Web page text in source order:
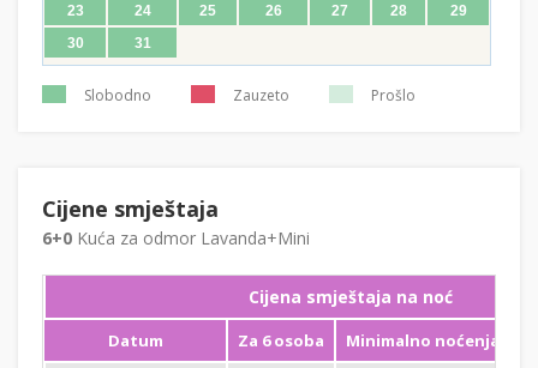
23
24 25 26 27 28
29
30
31
Slobodno Zauzeto Prošlo
Cijene smještaja
6+0 Kuća za odmor Lavanda+Mini
Cijena smještaja na noć
Datum Za 6 osoba
Minimalno noćenja